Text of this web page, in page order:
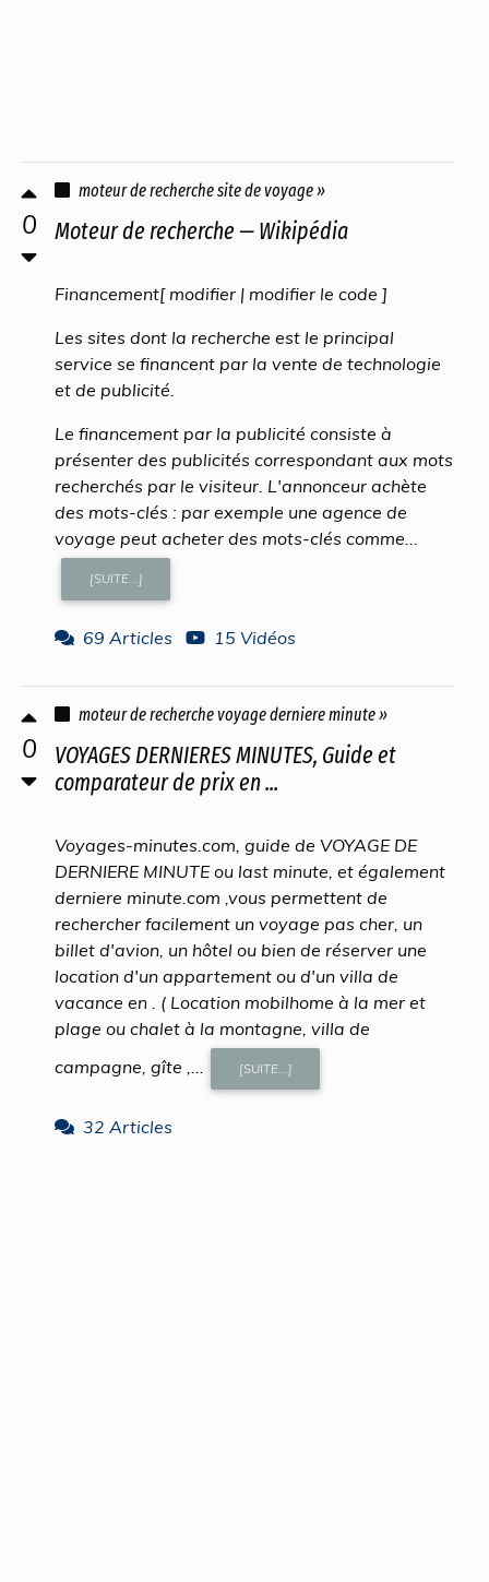
0
moteur de recherche site de voyage »
Moteur de recherche — Wikipédia
Financement[ modifier | modifier le code ]
Les sites dont la recherche est le principal
service se financent par la vente de technologie
et de publicité.
Le financement par la publicité consiste à
présenter des publicités correspondant aux mots
recherchés par le visiteur. L'annonceur achète
des mots-clés : par exemple une agence de
voyage peut acheter des mots-clés comme...
[SUITE...]
69 Articles 15 Vidéos
0
moteur de recherche voyage derniere minute »
VOYAGES DERNIERES MINUTES, Guide et
comparateur de prix en ...
Voyages-minutes.com, guide de VOYAGE DE
DERNIERE MINUTE ou last minute, et également
derniere minute.com ,vous permettent de
rechercher facilement un voyage pas cher, un
billet d'avion, un hôtel ou bien de réserver une
location d'un appartement ou d'un villa de
vacance en . ( Location mobilhome à la mer et
plage ou chalet à la montagne, villa de
campagne, gîte ,...
[SUITE...]
32 Articles